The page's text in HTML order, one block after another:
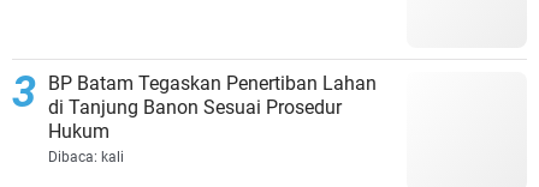
BP Batam Tegaskan Penertiban Lahan
di Tanjung Banon Sesuai Prosedur
Hukum
Dibaca: kali